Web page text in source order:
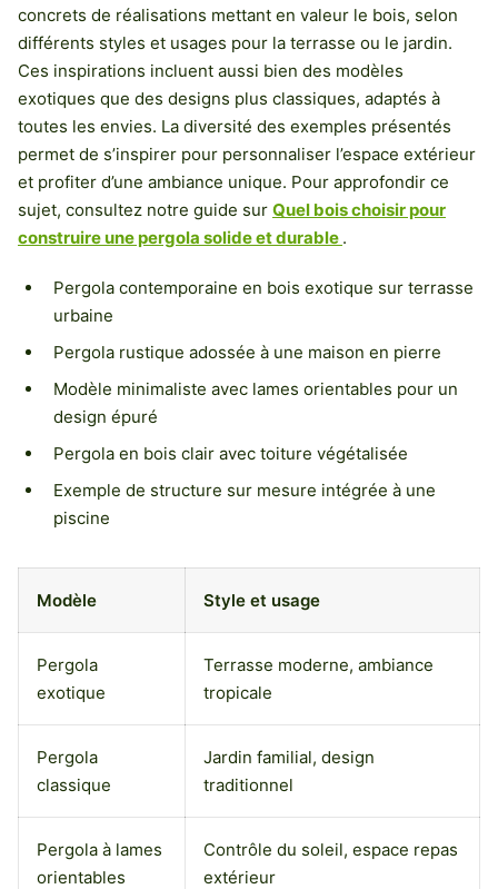
concrets de réalisations mettant en valeur le bois, selon
différents styles et usages pour la terrasse ou le jardin.
Ces inspirations incluent aussi bien des modèles
exotiques que des designs plus classiques, adaptés à
toutes les envies. La diversité des exemples présentés
permet de s’inspirer pour personnaliser l’espace extérieur
et profiter d’une ambiance unique. Pour approfondir ce
sujet, consultez notre guide sur Quel bois choisir pour
construire une pergola solide et durable .
Pergola contemporaine en bois exotique sur terrasse
urbaine
Pergola rustique adossée à une maison en pierre
Modèle minimaliste avec lames orientables pour un
design épuré
Pergola en bois clair avec toiture végétalisée
Exemple de structure sur mesure intégrée à une
piscine
Modèle Style et usage
Pergola
exotique
Terrasse moderne, ambiance
tropicale
Pergola
classique
Jardin familial, design
traditionnel
Pergola à lames
orientables
Contrôle du soleil, espace repas
extérieur